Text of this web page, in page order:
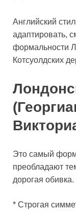
Английский
адаптировать,
формальности
Котсуолдских
Это самый
преобладают
дорогая
* Строгая